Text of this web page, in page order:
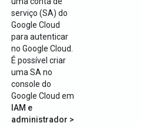
serviço (SA) do
Google Cloud
para autenticar
no Google Cloud.
É possível criar
uma SA no
console do
Google Cloud em
IAM e
administrador >